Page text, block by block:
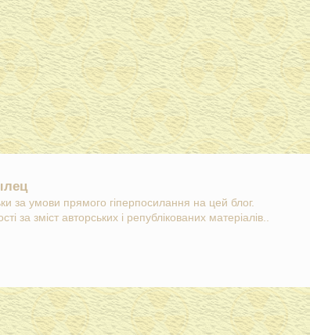
за умови прямого гіперпосилання на цей блог.
за зміст авторських і републікованих матеріалів..